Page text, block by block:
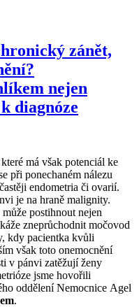
zánět,
nejen
diagnóze
má však potenciál ke
při ponechaném nálezu
endometria či ovarií.
je na hraně malignity.
postihnout nejen
zneprůchodnit močovod
kdy pacientka kvůli
však toto onemocnění
v pánvi zatěžují ženy
jsme hovořili
oddělení Nemocnice Agel
.